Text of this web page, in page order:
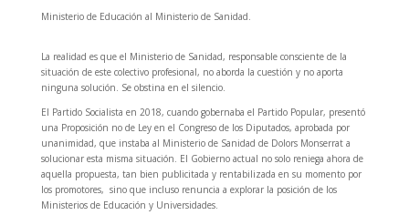
Ministerio de Educación al Ministerio de Sanidad.
La realidad es que el Ministerio de Sanidad, responsable consciente de la
situación de este colectivo profesional, no aborda la cuestión y no aporta
ninguna solución. Se obstina en el silencio.
El Partido Socialista en 2018, cuando gobernaba el Partido Popular, presentó
una Proposición no de Ley en el Congreso de los Diputados, aprobada por
unanimidad, que instaba al Ministerio de Sanidad de Dolors Monserrat a
solucionar esta misma situación. El Gobierno actual no solo reniega ahora de
aquella propuesta, tan bien publicitada y rentabilizada en su momento por
los promotores, sino que incluso renuncia a explorar la posición de los
Ministerios de Educación y Universidades.